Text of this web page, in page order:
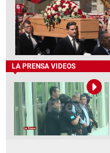
LA PRENSA VIDEOS